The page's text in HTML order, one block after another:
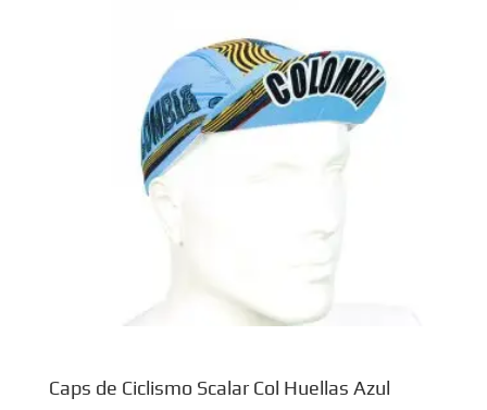
Caps de Ciclismo Scalar Col Huellas Azul